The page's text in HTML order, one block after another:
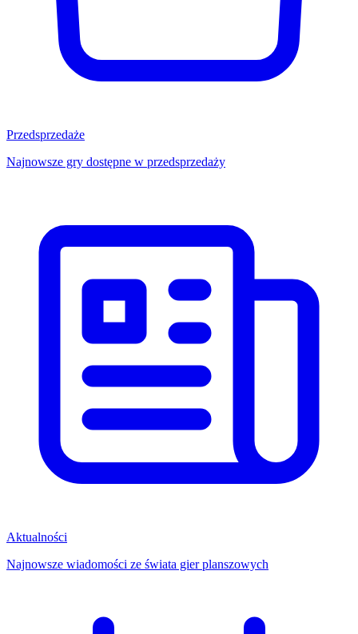
Przedsprzedaże
Najnowsze gry dostępne w przedsprzedaży
Aktualności
Najnowsze wiadomości ze świata gier planszowych